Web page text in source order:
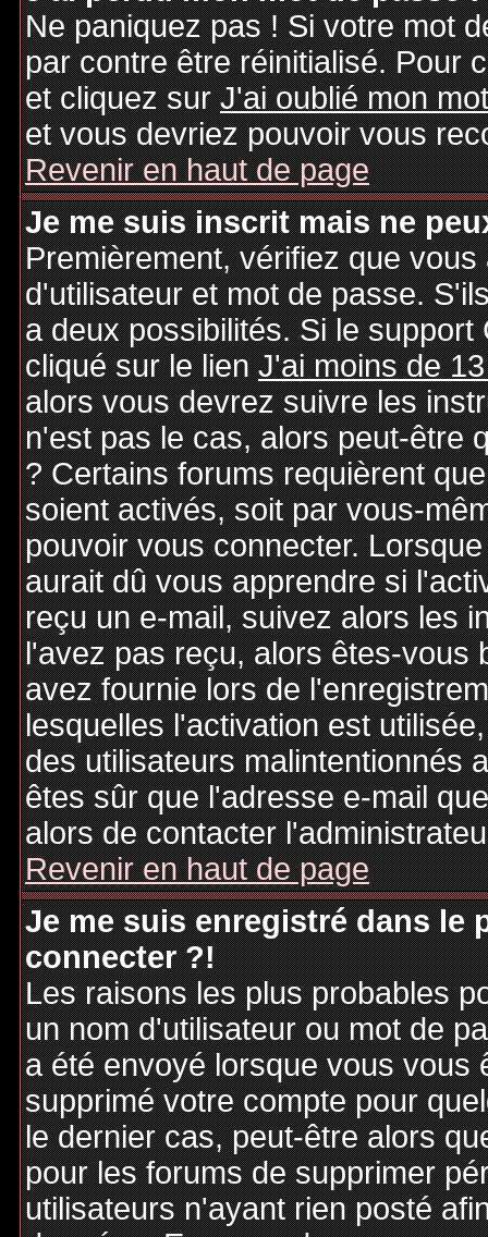
Ne paniquez pas ! Si votre mot
par contre être réinitialisé. Pour
et cliquez surJ'ai oublié mon
et vous devriez pouvoir vous
Revenir en haut de page
Je me suis inscrit mais ne
Premièrement, vérifiez que
d'utilisateur et mot de passe.
a deux possibilités. Si le
cliqué sur le lienJ'ai moins de
alors vous devrez suivre les
n'est pas le cas, alors peut-être
? Certains forums requièrent
soient activés, soit par vous-
pouvoir vous connecter.
aurait dû vous apprendre si
reçu un e-mail, suivez alors les
l'avez pas reçu, alors êtes-vous
avez fournie lors de
lesquelles l'activation est
des utilisateurs malintentionnés
êtes sûr que l'adresse e-mail
alors de contacter
Revenir en haut de page
Je me suis enregistré dans le
connecter ?!
Les raisons les plus probables
un nom d'utilisateur ou mot de
a été envoyé lorsque vous vous
supprimé votre compte pour
le dernier cas, peut-être alors
pour les forums de supprimer
utilisateurs n'ayant rien posté